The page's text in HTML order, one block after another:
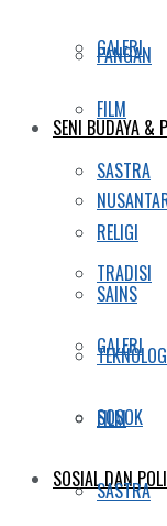
GALERI
FILM
SASTRA
RELIGI
SAINS
SOSOK
SOSIAL DAN
PANGAN
SENI BUDAYA &
TRADISI
GALERI
FILM
SASTRA